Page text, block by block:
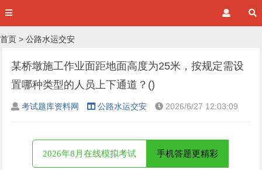
首页 > 公路水运交安
某桥墩施工作业面距地面高度为25米，按规定需设
置哪种类型的人员上下通道？()
考试题库资料网 公路水运交安 2026/6/27 12:03:09
2026年8月在线模拟考试 手机答题更精彩